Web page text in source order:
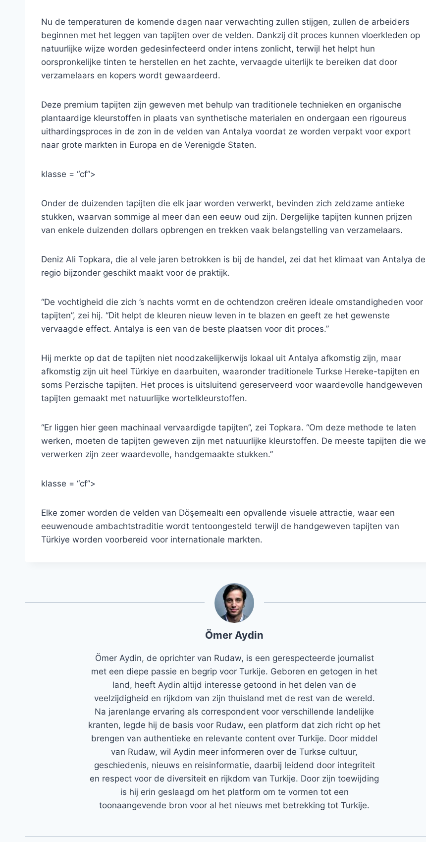
Nu de temperaturen de komende dagen naar verwachting zullen stijgen, zullen de arbeiders
beginnen met het leggen van tapijten over de velden. Dankzij dit proces kunnen vloerkleden op
natuurlijke wijze worden gedesinfecteerd onder intens zonlicht, terwijl het helpt hun
oorspronkelijke tinten te herstellen en het zachte, vervaagde uiterlijk te bereiken dat door
verzamelaars en kopers wordt gewaardeerd.
Deze premium tapijten zijn geweven met behulp van traditionele technieken en organische
plantaardige kleurstoffen in plaats van synthetische materialen en ondergaan een rigoureus
uithardingsproces in de zon in de velden van Antalya voordat ze worden verpakt voor export
naar grote markten in Europa en de Verenigde Staten.
klasse = “cf”>
Onder de duizenden tapijten die elk jaar worden verwerkt, bevinden zich zeldzame antieke
stukken, waarvan sommige al meer dan een eeuw oud zijn. Dergelijke tapijten kunnen prijzen
van enkele duizenden dollars opbrengen en trekken vaak belangstelling van verzamelaars.
Deniz Ali Topkara, die al vele jaren betrokken is bij de handel, zei dat het klimaat van Antalya de
regio bijzonder geschikt maakt voor de praktijk.
“De vochtigheid die zich ’s nachts vormt en de ochtendzon creëren ideale omstandigheden voor
tapijten”, zei hij. “Dit helpt de kleuren nieuw leven in te blazen en geeft ze het gewenste
vervaagde effect. Antalya is een van de beste plaatsen voor dit proces.”
Hij merkte op dat de tapijten niet noodzakelijkerwijs lokaal uit Antalya afkomstig zijn, maar
afkomstig zijn uit heel Türkiye en daarbuiten, waaronder traditionele Turkse Hereke-tapijten en
soms Perzische tapijten. Het proces is uitsluitend gereserveerd voor waardevolle handgeweven
tapijten gemaakt met natuurlijke wortelkleurstoffen.
“Er liggen hier geen machinaal vervaardigde tapijten”, zei Topkara. “Om deze methode te laten
werken, moeten de tapijten geweven zijn met natuurlijke kleurstoffen. De meeste tapijten die we
verwerken zijn zeer waardevolle, handgemaakte stukken.”
klasse = “cf”>
Elke zomer worden de velden van Döşemealtı een opvallende visuele attractie, waar een
eeuwenoude ambachtstraditie wordt tentoongesteld terwijl de handgeweven tapijten van
Türkiye worden voorbereid voor internationale markten.
Ömer Aydin
Ömer Aydin, de oprichter van Rudaw, is een gerespecteerde journalist
met een diepe passie en begrip voor Turkije. Geboren en getogen in het
land, heeft Aydin altijd interesse getoond in het delen van de
veelzijdigheid en rijkdom van zijn thuisland met de rest van de wereld.
Na jarenlange ervaring als correspondent voor verschillende landelijke
kranten, legde hij de basis voor Rudaw, een platform dat zich richt op het
brengen van authentieke en relevante content over Turkije. Door middel
van Rudaw, wil Aydin meer informeren over de Turkse cultuur,
geschiedenis, nieuws en reisinformatie, daarbij leidend door integriteit
en respect voor de diversiteit en rijkdom van Turkije. Door zijn toewijding
is hij erin geslaagd om het platform om te vormen tot een
toonaangevende bron voor al het nieuws met betrekking tot Turkije.